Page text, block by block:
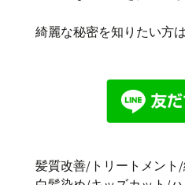
綺麗な秘密を知りたい方
髪質改善/トリートメン